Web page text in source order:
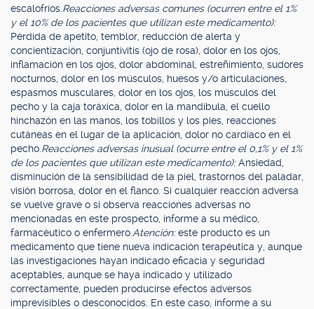
escalofríos. Reacciones adversas comunes (ocurren entre el 1%
y el 10% de los pacientes que utilizan este medicamento):
Pérdida de apetito, temblor, reducción de alerta y
concientización, conjuntivitis (ojo de rosa), dolor en los ojos,
inflamación en los ojos, dolor abdominal, estreñimiento, sudores
nocturnos, dolor en los músculos, huesos y/o articulaciones,
espasmos musculares, dolor en los ojos, los músculos del
pecho y la caja toráxica, dolor en la mandíbula, el cuello
hinchazón en las manos, los tobillos y los pies, reacciones
cutáneas en el lugar de la aplicación, dolor no cardíaco en el
pecho. Reacciones adversas inusual (ocurre entre el 0,1% y el 1%
de los pacientes que utilizan este medicamento):Ansiedad,
disminución de la sensibilidad de la piel, trastornos del paladar,
visión borrosa, dolor en el flanco. Si cualquier reacción adversa
se vuelve grave o si observa reacciones adversas no
mencionadas en este prospecto, informe a su médico,
farmacéutico o enfermero. Atención:este producto es un
medicamento que tiene nueva indicación terapéutica y, aunque
las investigaciones hayan indicado eficacia y seguridad
aceptables, aunque se haya indicado y utilizado
correctamente, pueden producirse efectos adversos
imprevisibles o desconocidos. En este caso, informe a su